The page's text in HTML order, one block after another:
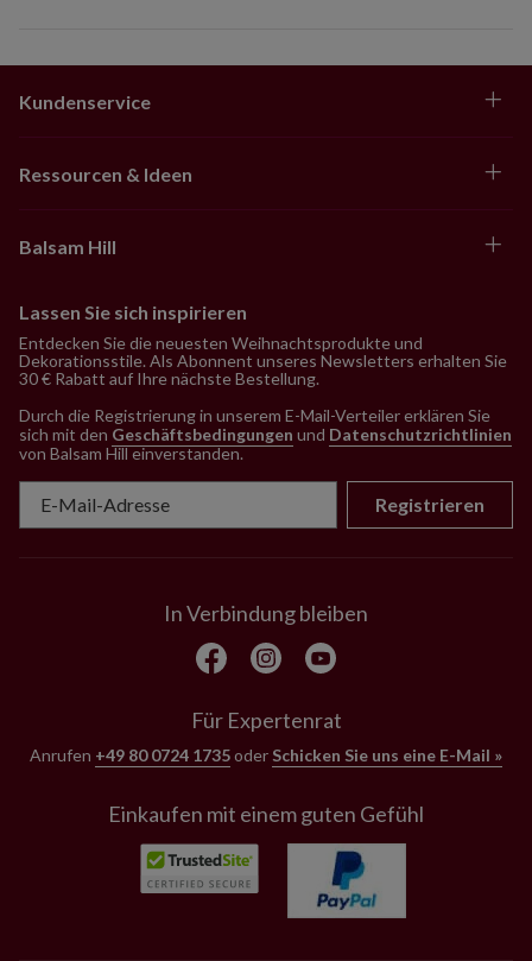
Kundenservice
Ressourcen & Ideen
Balsam Hill
Lassen Sie sich inspirieren
Entdecken Sie die neuesten Weihnachtsprodukte und
Dekorationsstile. Als Abonnent unseres Newsletters erhalten Sie
30 € Rabatt auf Ihre nächste Bestellung.
Durch die Registrierung in unserem E-Mail-Verteiler erklären Sie
sich mit den Geschäftsbedingungen und Datenschutzrichtlinien
von Balsam Hill einverstanden.
Registrieren
In Verbindung bleiben
Für Expertenrat
Anrufen +49 80 0724 1735oder Schicken Sie uns eine E-Mail »
Einkaufen mit einem guten Gefühl